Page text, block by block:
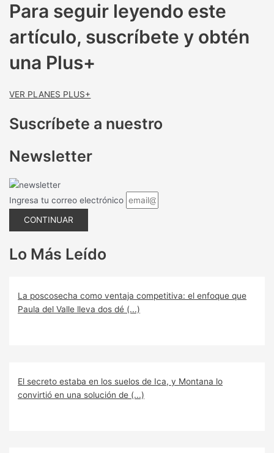
Para seguir leyendo este
artículo, suscríbete y obtén
una Plus+
VER PLANES PLUS+
Suscríbete a nuestro
Newsletter
Ingresa tu correo electrónico
CONTINUAR
Lo Más Leído
La poscosecha como ventaja competitiva: el enfoque que
Paula del Valle lleva dos dé (...)
El secreto estaba en los suelos de Ica, y Montana lo
convirtió en una solución de (...)